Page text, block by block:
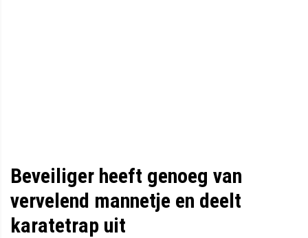
Beveiliger heeft genoeg van
vervelend mannetje en deelt
karatetrap uit